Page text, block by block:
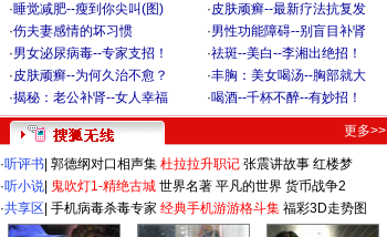
·睡觉减肥--瘦到你尖叫(图) ·皮肤顽癣--最新疗法抗复发
·伤夫妻感情的坏习惯 ·男性功能障碍--别盲目补肾
·男女泌尿病毒--专家支招！ ·祛斑--美白--李湘出绝招！
·皮肤顽癣--为何久治不愈？ ·丰胸：美女喝汤--胸部就大
·揭秘：老公补肾--女人幸福 ·喝酒--千杯不醉--有妙招！
更多>>
·听评书 郭德纲对口相声集 杜拉拉升职记 张震讲故事 红楼梦
·听小说 鬼吹灯1-精绝古城 世界名著 平凡的世界 货币战争2
·共享区 手机病毒杀毒专家 经典手机游游格斗集 福彩3D走势图